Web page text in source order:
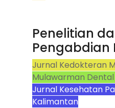
Penelitian
Jurnal Kedokteran
Mulawarman
Jurnal Kesehatan
Kalimantan